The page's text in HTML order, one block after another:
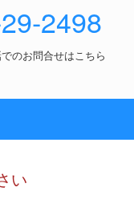
2498
のお問合せはこちら
い